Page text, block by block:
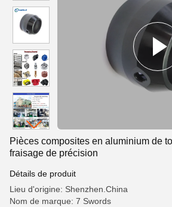
Pièces composites en aluminium de
fraisage de précision
Détails de produit
Lieu d'origine: Shenzhen.China
Nom de marque: 7 Swords